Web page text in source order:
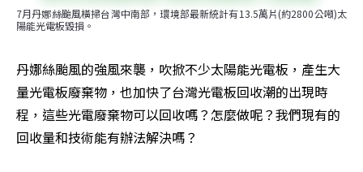
7月丹娜絲颱風橫掃台灣中南部，環境部最新統計有13.5萬片(約2800公噸)太
陽能光電板毀損。
丹娜絲颱風的強風來襲，吹掀不少太陽能光電板，產生大
量光電板廢棄物，也加快了台灣光電板回收潮的出現時
程，這些光電廢棄物可以回收嗎？怎麼做呢？我們現有的
回收量和技術能有辦法解決嗎？